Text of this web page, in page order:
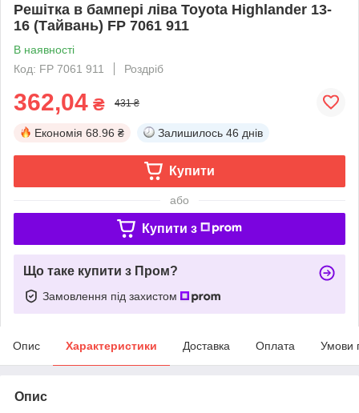
Решітка в бампері ліва Toyota Highlander 13-
16 (Тайвань) FP 7061 911
В наявності
Код: FP 7061 911
Роздріб
362,04 ₴ 431 ₴
Економія 68.96 ₴ Залишилось 46 днів
Купити
або
Купити з
Що таке купити з Пром?
Замовлення під захистом
Опис Характеристики Доставка Оплата Умови
Опис